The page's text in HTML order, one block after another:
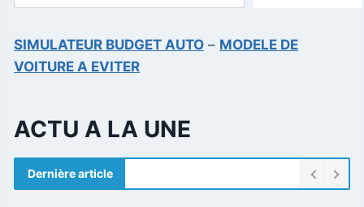
SIMULATEUR BUDGET AUTO – MODELE DE
VOITURE A EVITER
ACTU A LA UNE
Dernière article